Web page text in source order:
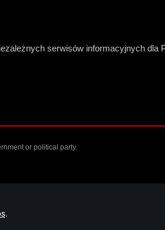
serwisów informacyjnych dla
or political party.
.